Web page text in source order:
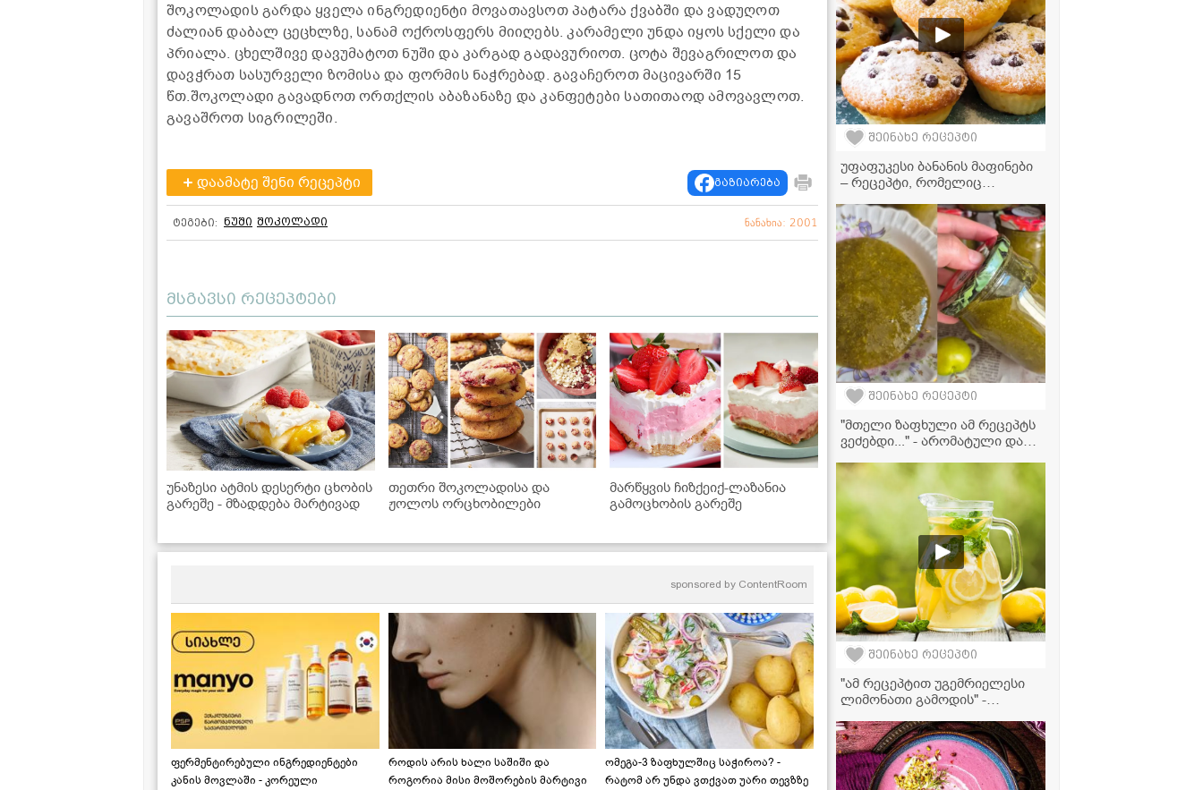
შოკოლადის გარდა ყველა ინგრედიენტი მოვათავსოთ პატარა ქვაბში და ვადუღოთ
ძალიან დაბალ ცეცხლზე, სანამ ოქროსფერს მიიღებს. კარამელი უნდა იყოს სქელი და
პრიალა. ცხელშივე დავუმატოთ ნუში და კარგად გადავურიოთ. ცოტა შევაგრილოთ და
დავჭრათ სასურველი ზომისა და ფორმის ნაჭრებად. გავაჩეროთ მაცივარში 15
წთ.შოკოლადი გავადნოთ ორთქლის აბაზანაზე და კანფეტები სათითაოდ ამოვავლოთ.
გავაშროთ სიგრილეში.
დაამატე შენი რეცეპტი გაზიარება
ტეგები: ნუში შოკოლადი ნანახია: 2001
მსგავსი რეცეპტები
უნაზესი ატმის დესერტი ცხობის
გარეშე - მზადდება მარტივად
თეთრი შოკოლადისა და
ჟოლოს ორცხობილები
მარწყვის ჩიზქეიქ-ლაზანია
გამოცხობის გარეშე
sponsored by ContentRoom
ფერმენტირებული ინგრედიენტები
კანის მოვლაში - კორეული
როდის არის ხალი საშიში და
როგორია მისი მოშორების მარტივი
ომეგა-3 ზაფხულშიც საჭიროა? -
რატომ არ უნდა ვთქვათ უარი თევზზე
შეინახე რეცეპტი
უფაფუკესი ბანანის მაფინები
– რეცეპტი, რომელიც
შეინახე რეცეპტი
"მთელი ზაფხული ამ რეცეპტს
ვეძებდი..." - არომატული და
საწებელი ზამთრისთვის
შეინახე რეცეპტი
"ამ რეცეპტით უგემრიელესი
ლიმონათი გამოდის" -
ვიდეორეცეპტი